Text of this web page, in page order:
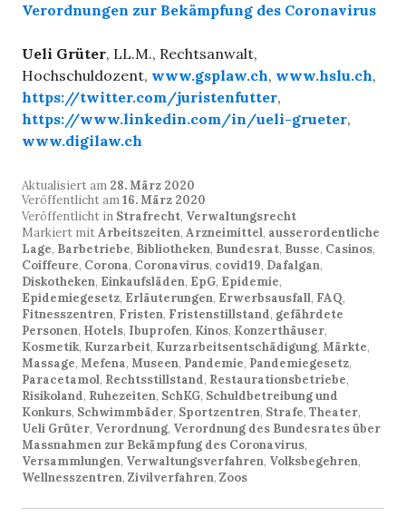
Verordnungen zur Bekämpfung des Coronavirus
Ueli Grüter, LL.M., Rechtsanwalt,
Hochschuldozent, www.gsplaw.ch, www.hslu.ch,
https://twitter.com/juristenfutter,
https://www.linkedin.com/in/ueli-grueter,
www.digilaw.ch
Aktualisiert am 28. März 2020
Veröffentlicht am16. März 2020
Veröffentlicht in Strafrecht, Verwaltungsrecht
Markiert mitArbeitszeiten, Arzneimittel, ausserordentliche
Lage, Barbetriebe, Bibliotheken, Bundesrat, Busse, Casinos,
Coiffeure, Corona, Coronavirus, covid19, Dafalgan,
Diskotheken, Einkaufsläden, EpG, Epidemie,
Epidemiegesetz, Erläuterungen, Erwerbsausfall, FAQ,
Fitnesszentren, Fristen, Fristenstillstand, gefährdete
Personen, Hotels, Ibuprofen, Kinos, Konzerthäuser,
Kosmetik, Kurzarbeit, Kurzarbeitsentschädigung, Märkte,
Massage, Mefena, Museen, Pandemie, Pandemiegesetz,
Paracetamol, Rechtsstillstand, Restaurationsbetriebe,
Risikoland, Ruhezeiten, SchKG, Schuldbetreibung und
Konkurs, Schwimmbäder, Sportzentren, Strafe, Theater,
Ueli Grüter, Verordnung, Verordnung des Bundesrates über
Massnahmen zur Bekämpfung des Coronavirus,
Versammlungen, Verwaltungsverfahren, Volksbegehren,
Wellnesszentren, Zivilverfahren, Zoos